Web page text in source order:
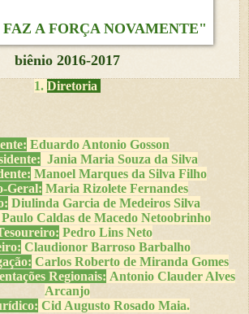
A FORÇA NOVAMENTE"
biênio 2016-2017
1. Diretoria
Eduardo Antonio Gosson
Jania Maria Souza da Silva
Manoel Marques da Silva Filho
Geral: Maria Rizolete Fernandes
Diulinda Garcia de Medeiros Silva
Paulo Caldas de Macedo Netoobrinho
Pedro Lins Neto
Claudionor Barroso Barbalho
Carlos Roberto de Miranda Gomes
Regionais: Antonio Clauder Alves
Arcanjo
Cid Augusto Rosado Maia.